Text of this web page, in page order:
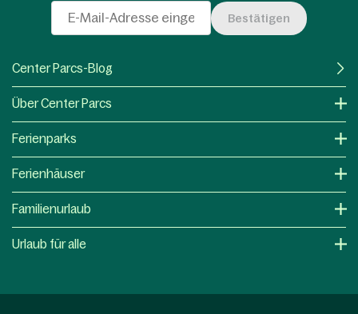
Bestätigen
Center Parcs-Blog
Über Center Parcs
Ferienparks
Ferienhäuser
Familienurlaub
Urlaub für alle